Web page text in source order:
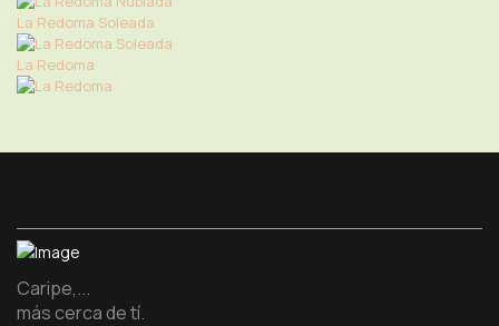
La Redoma Soleada
La Redoma
Caripe,...
más cerca de tí.